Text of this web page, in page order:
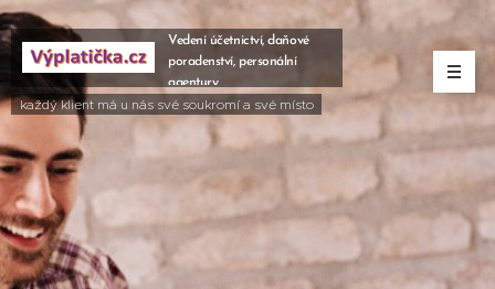
Vedení účetnictví, daňové
poradenství, personální
agentury
každý klient má u nás své soukromí a své místo